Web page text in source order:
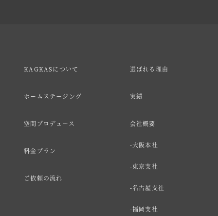
KAGKASについて
ホームステージング
空間プロデュース
料金プラン
ご依頼の流れ
選ばれる理由
実績
会社概要
大阪本社
東京支社
名古屋支社
福岡支社